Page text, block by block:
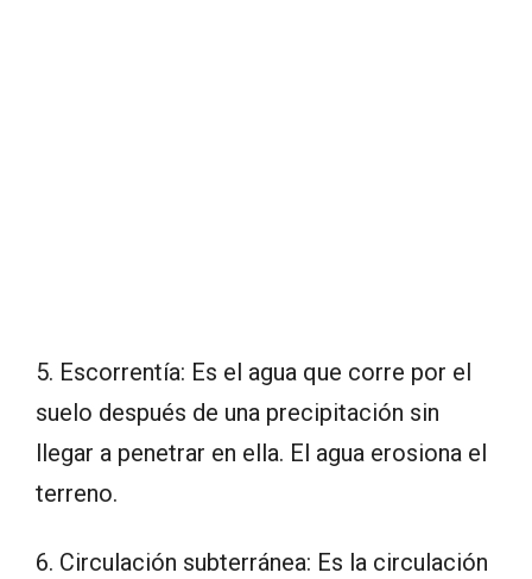
5. Escorrentía: Es el agua que corre por el
suelo después de una precipitación sin
llegar a penetrar en ella. El agua erosiona el
terreno.
6. Circulación subterránea: Es la circulación